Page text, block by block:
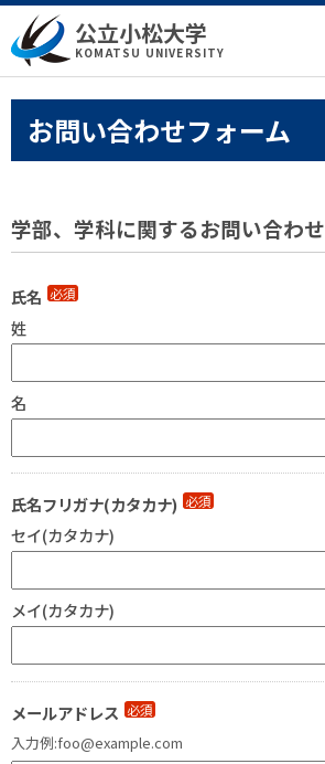
本文へ移動 サイトマップへ移動
公立小松大学
KOMATSU UNIVERSITY
卒業生の方へ
お問い合わせフォーム
学部、学科に関するお問い合わせ
氏名 必須
姓
名
氏名フリガナ(カタカナ) 必須
セイ(カタカナ)
メイ(カタカナ)
メールアドレス 必須
入力例:foo@example.com